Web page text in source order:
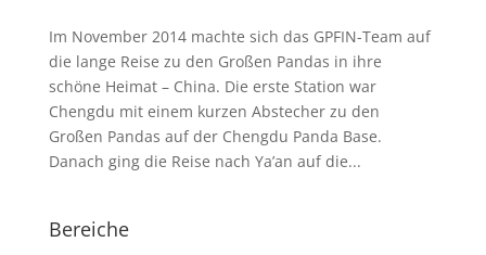
Im November 2014 machte sich das GPFIN-Team auf
die lange Reise zu den Großen Pandas in ihre
schöne Heimat – China. Die erste Station war
Chengdu mit einem kurzen Abstecher zu den
Großen Pandas auf der Chengdu Panda Base.
Danach ging die Reise nach Ya’an auf die...
Bereiche